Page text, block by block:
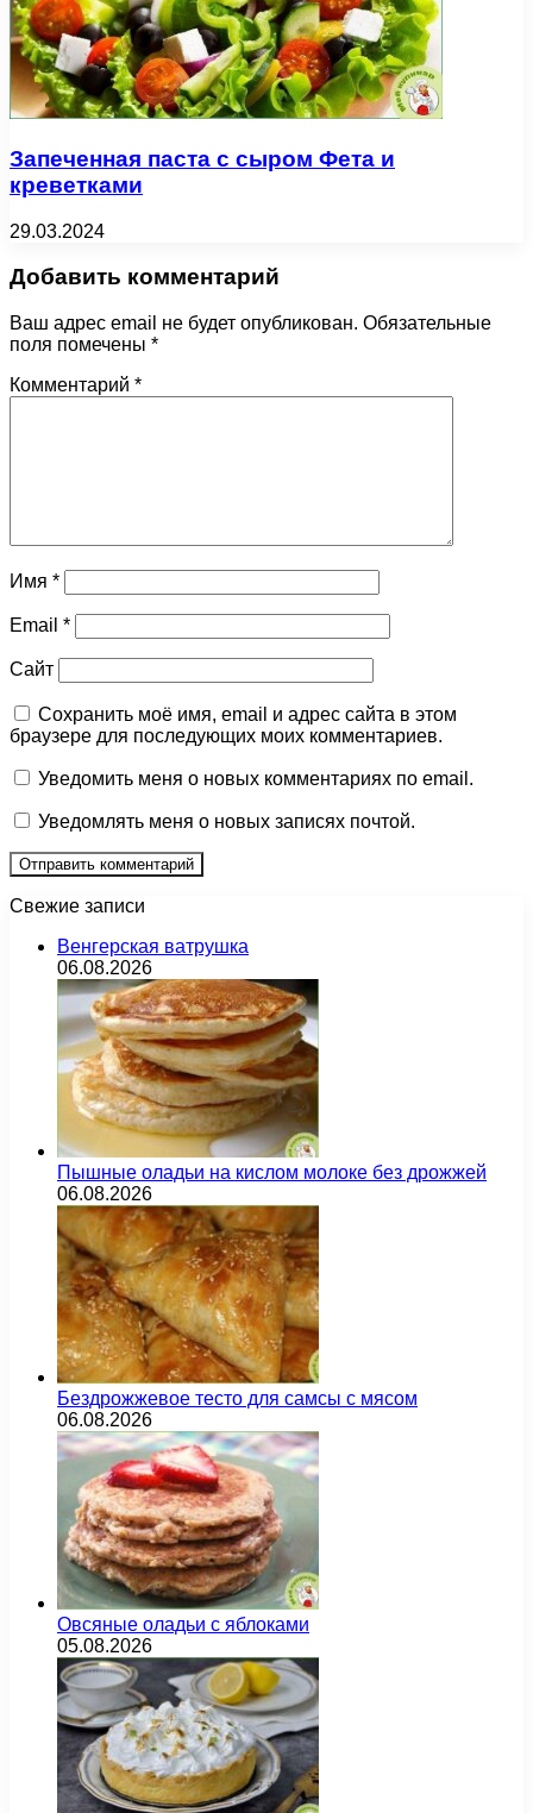
Запеченная паста с сыром Фета и
креветками
29.03.2024
Добавить комментарий
Ваш адрес email не будет опубликован. Обязательные
поля помечены *
Комментарий *
Имя *
Email *
Сайт
Сохранить моё имя, email и адрес сайта в этом
браузере для последующих моих комментариев.
Уведомить меня о новых комментариях по email.
Уведомлять меня о новых записях почтой.
Свежие записи
Венгерская ватрушка
06.08.2026
Пышные оладьи на кислом молоке без дрожжей
06.08.2026
Бездрожжевое тесто для самсы с мясом
06.08.2026
Овсяные оладьи с яблоками
05.08.2026